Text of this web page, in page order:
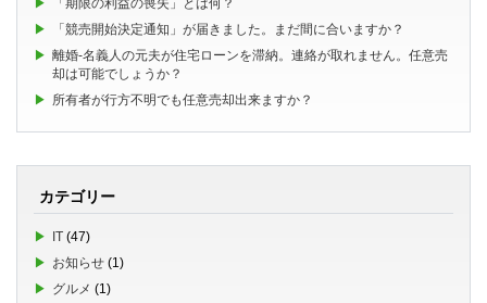
「競売開始決定通知」が届きました。まだ間に合いますか？
離婚-名義人の元夫が住宅ローンを滞納。連絡が取れません。任意売
却は可能でしょうか？
所有者が行方不明でも任意売却出来ますか？
カテゴリー
IT (47)
お知らせ (1)
グルメ (1)